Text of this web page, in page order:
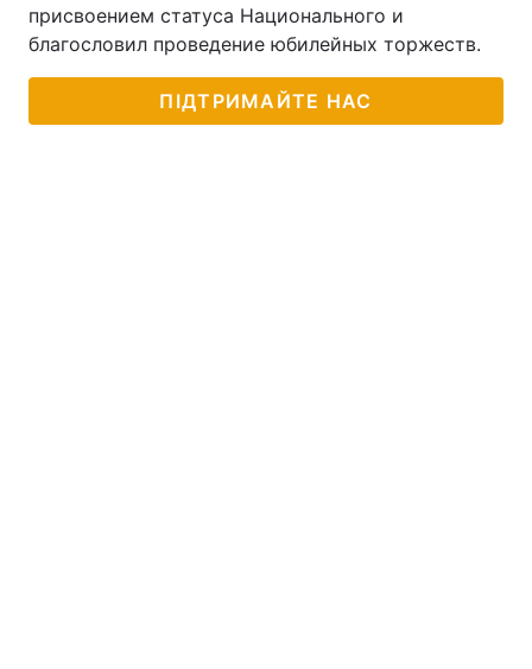
Інтерв'ю Думки
присвоением статуса Национального и
благословил проведение юбилейных торжеств.
ПІДТРИМАЙТЕ НАС